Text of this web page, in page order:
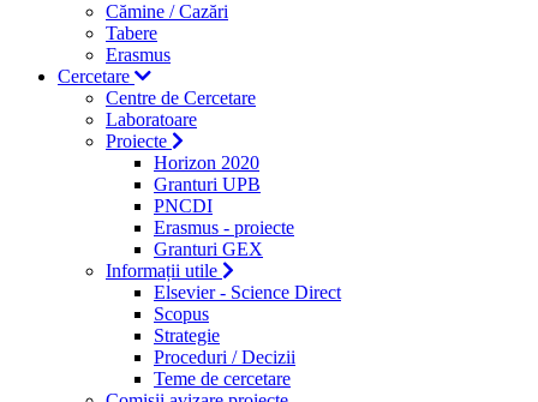
Cămine / Cazări
Tabere
Erasmus
Cercetare
Centre de Cercetare
Laboratoare
Proiecte
Horizon 2020
Granturi UPB
PNCDI
Erasmus - proiecte
Granturi GEX
Informații utile
Elsevier - Science Direct
Scopus
Strategie
Proceduri / Decizii
Teme de cercetare